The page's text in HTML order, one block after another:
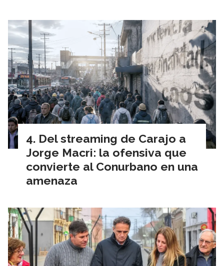
Del streaming de Carajo a
Jorge Macri: la ofensiva que
convierte al Conurbano en una
amenaza